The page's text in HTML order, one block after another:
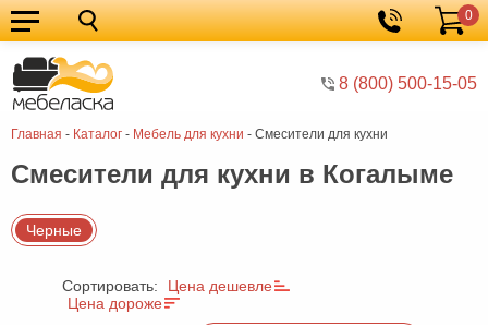
8 (800) 500-15-05
Корзина
0
Главная - Каталог - Мебель для кухни - Смесители для кухни
Кухонные
гарнитуры
Мебель
для
кухни
Мебель
для
спальни
Кровати
Шкафы
Диваны
мебель
Детская
Смесители для кухни в Когалыме
Черные
Сортировать:
Цена дешевле
Цена дороже